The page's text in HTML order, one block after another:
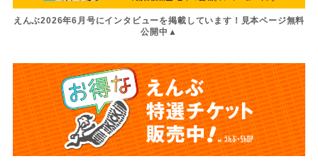
えんぶ2026年6月号にインタビューを掲載しています！見本ページ無料
公開中▲